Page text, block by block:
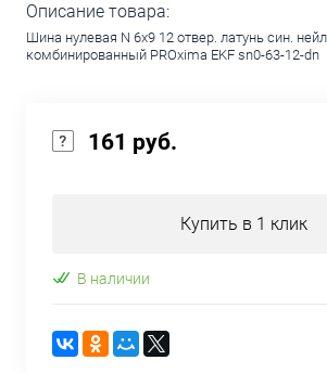
Описание товара:
Шина нулевая N 6х9 12 отвер. латунь син.
комбинированный PROxima EKF sn0-63-12-dn
161 руб.
Купить в 1 клик
В наличии